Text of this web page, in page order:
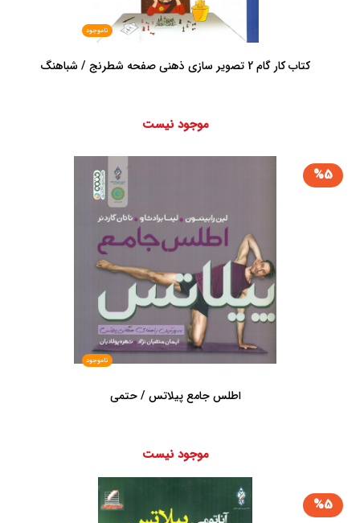
ناموجود
کتاب کار گام 2 تصویر سازی ذهنی صفحه شطرنج / شباهنگ
موجود نیست
%5
ناموجود
اطلس جامع پیلاتس / حتمی
موجود نیست
%5